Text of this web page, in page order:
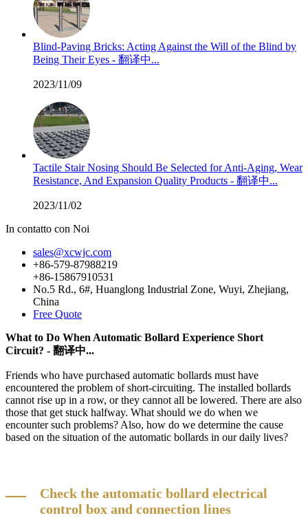
Blind-Paving Bricks: Acting Against the Will of the Blind by
Being Their Eyes - 翻译中...
2023/11/09
Tactile Stair Nosing Should Be Selected for Anti-Aging, Wear
Resistance, And Expansion Quality Products - 翻译中...
2023/11/02
In contatto con Noi
sales@xcwjc.com
+86-579-87988219
+86-15867910531
No.5 Rd., 6#, Huanglong Industrial Zone, Wuyi, Zhejiang,
China
Free Quote
What to Do When Automatic Bollard Experience Short
Circuit? - 翻译中...
Friends who have purchased automatic bollards must have
encountered the problem of short-circuiting. The installed bollards
cannot rise up in a row, or they cannot all be lowered. There are also
those that get stuck halfway. What should we do when we
encounter such problems? Also, how do we determine the cause
based on the situation of the automatic bollards in our daily lives?
Check the automatic bollard electrical
control box and connection lines